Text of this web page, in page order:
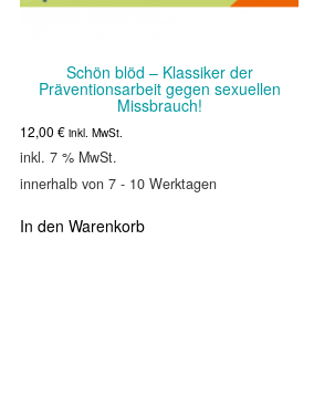
Schön blöd – Klassiker der
Präventionsarbeit gegen sexuellen
Missbrauch!
12,00€ inkl. MwSt.
inkl. 7 % MwSt.
innerhalb von 7 - 10 Werktagen
In den Warenkorb